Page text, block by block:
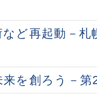
など再起動－
来を創ろう－